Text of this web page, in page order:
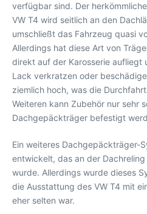
verfügbar sind. Der
VW T4 wird seitlich an den
umschließt das Fahrzeug quasi
Allerdings hat diese Art von
direkt auf der Karosserie aufliegt
Lack verkratzen oder
ziemlich hoch, was die
Weiteren kann Zubehör nur sehr
Dachgepäckträger befestigt
Ein weiteres Dachgepäckträger-
entwickelt, das an der
wurde. Allerdings wurde dieses
die Ausstattung des VW T4 mit
eher selten war.